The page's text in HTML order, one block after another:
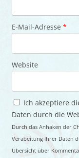
E-Mail-Adresse *
Website
Ich akzeptiere
Daten durch die
Durch das Anhaken der
Verabeitung Ihrer Daten
Übersicht über